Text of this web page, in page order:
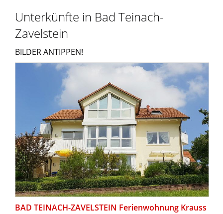
Unterkünfte in Bad Teinach-
Zavelstein
BILDER ANTIPPEN!
BAD TEINACH-ZAVELSTEIN Ferienwohnung Krauss